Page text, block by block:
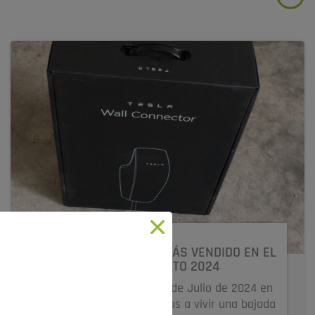
VEHÍCULO ELÉCTRICO MÁS VENDIDO EN EL
MES DE AGOSTO 2024
Como en el pasado mes de Julio de 2024 en
el mes de agosto volvemos a vivir una bajada